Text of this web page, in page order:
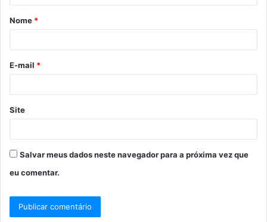
Nome *
E-mail *
Site
Salvar meus dados neste navegador para a próxima vez que
eu comentar.